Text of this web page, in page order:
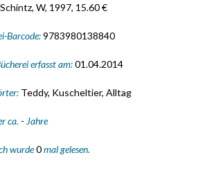
Schintz, W, 1997, 15.60 €
Barcode:9783980138840
erfasst am:01.04.2014
Teddy, Kuscheltier, Alltag
ca. - Jahre
wurde0mal gelesen.